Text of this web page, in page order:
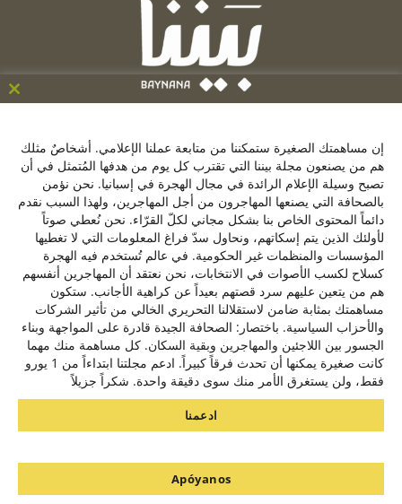
C/ de la Victoria 9, 1º, 28012, Madrid ,España
+34641137976
contacto@baynana.es
فيسبوك
تويترلينكدإنيوتيوبانستقرام
سياسة الخصوصية
من نحن
مشروع بيننا بالتعاون مع
يمكنك معرفة المزيد حول ملفات تعريف الارتباط التي نستخدمها أو تعطيلها
في الإعدادات. مزيد من المعلومات في سياسة ملفات تعريف الارتباط.
إن مساهمتك الصغيرة ستمكننا من متابعة عملنا الإعلامي. أشخاصٌ مثلك
هم من يصنعون مجلة بيننا التي تقترب كل يوم من هدفها المُتمثل في أن
تصبح وسيلة الإعلام الرائدة في مجال الهجرة في إسبانيا. نحن نؤمن
بالصحافة التي يصنعها المهاجرون من أجل المهاجرين، ولهذا السبب نقدم
دائماً المحتوى الخاص بنا بشكل مجاني لكلّ القرّاء. نحن نُعطي صوتاً
لأولئك الذين يتم إسكاتهم، ونحاول سدّ فراغ المعلومات التي لا تغطيها
المؤسسات والمنظمات غير الحكومية. في عالم تُستخدم فيه الهجرة
كسلاح لكسب الأصوات في الانتخابات، نحن نعتقد أن المهاجرين أنفسهم
هم من يتعين عليهم سرد قصتهم بعيداً عن كراهية الأجانب. ستكون
مساهمتك بمثابة ضامن لاستقلالنا التحريري الخالي من تأثير الشركات
والأحزاب السياسية. باختصار: الصحافة الجيدة قادرة على المواجهة وبناء
الجسور بين اللاجئين والمهاجرين وبقية السكان. كل مساهمة منك مهما
كانت صغيرة يمكنها أن تحدث فرقاً كبيراً. ادعم مجلتنا ابتداءاً من 1 يورو
فقط، ولن يستغرق الأمر منك سوى دقيقة واحدة. شكراً جزيلاً
ادعمنا
Apóyanos